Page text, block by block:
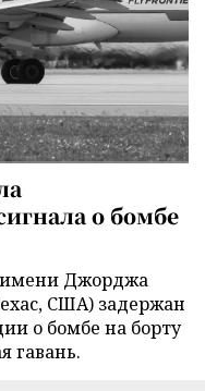
о бомбе
имени Джорджа
США) задержан
о бомбе на борту
гавань.